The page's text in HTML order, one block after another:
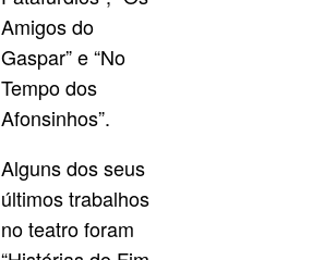
Amigos do
Gaspar” e “No
Tempo dos
Afonsinhos”.
Alguns dos seus
últimos trabalhos
no teatro foram